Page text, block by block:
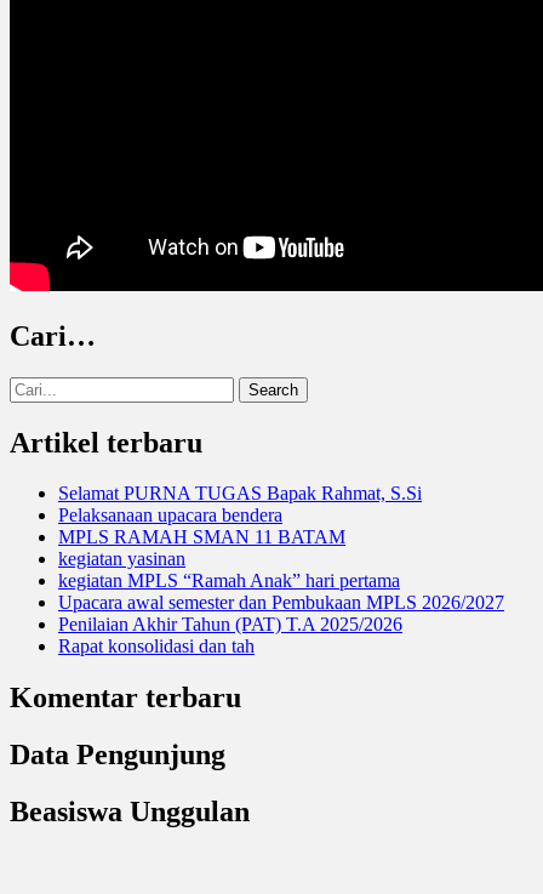
Cari…
Search
for:
Artikel terbaru
Selamat PURNA TUGAS Bapak Rahmat, S.Si
Pelaksanaan upacara bendera
MPLS RAMAH SMAN 11 BATAM
kegiatan yasinan
kegiatan MPLS “Ramah Anak” hari pertama
Upacara awal semester dan Pembukaan MPLS 2026/2027
Penilaian Akhir Tahun (PAT) T.A 2025/2026
Rapat konsolidasi dan tah
Komentar terbaru
Data Pengunjung
Beasiswa Unggulan